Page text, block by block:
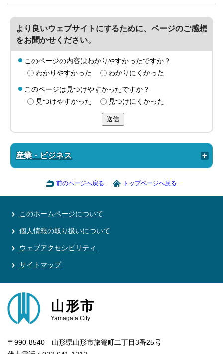
より良いウェブサイトにするために、ページのご感想
をお聞かせください。
このページの内容はわかりやすかったですか？
わかりやすかった
わかりにくかった
このページは見つけやすかったですか？
見つけやすかった
見つけにくかった
送信
産業・ビジネス
前のページへ戻る トップページへ戻る
このホームページについて
個人情報の取り扱いについて
ウェブアクセシビリティ
サイトマップ
山形市
Yamagata City
〒990-8540 山形県山形市旅篭町二丁目3番25号